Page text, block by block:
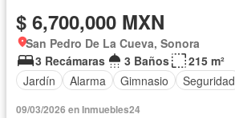
$ 6,700,000 MXN
San Pedro De La Cueva, Sonora
3 Recámaras
3 Baños
215 m²
Jardín
Alarma Gimnasio Seguridad
09/03/2026 en Inmuebles24